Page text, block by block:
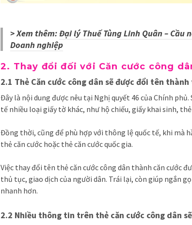
> Xem thêm:Đại lý Thuế Tùng Linh Quân –
Doanh nghiệp
2. Thay đổi đối với Căn cước công
2.1 Thẻ Căn cước công dân sẽ được đổi tên thành
Đây là nội dung được nêu tại Nghị quyết 46 của Chính
tế nhiều loại giấy tờ khác, như hộ chiếu, giấy khai sinh,
Đồng thời, cũng để phù hợp với thông lệ quốc tế, khi mà
thẻ căn cước hoặc thẻ căn cước quốc gia.
Việc thay đổi tên thẻ căn cước công dân thành căn cước
thủ tục, giao dịch của người dân. Trái lại, còn giúp ngắn
nhanh hơn.
2.2 Nhiều thông tin trên thẻ căn cước công dân